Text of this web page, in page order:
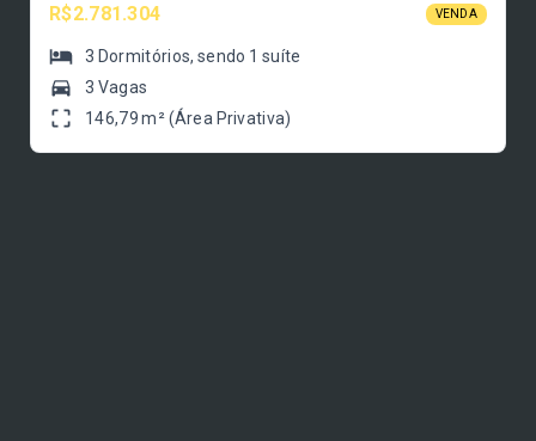
R$2.781.304 VENDA
3 Dormitórios, sendo 1 suíte
3 Vagas
146,79 m² (Área Privativa)